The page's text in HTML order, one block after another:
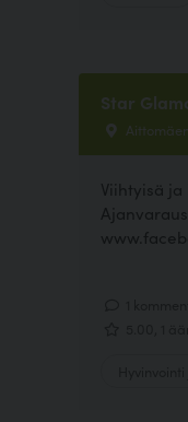
Star
Viihtyisä
Ajanvaraus